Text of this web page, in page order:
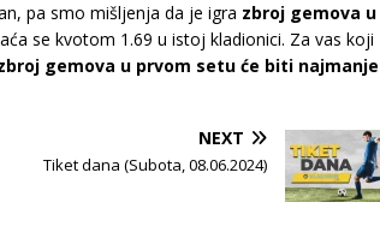
pa smo mišljenja da je igra zbroj gemova u
se kvotom 1.69 u istoj kladionici. Za vas koji
gemova u prvom setu će biti najmanje
NEXT
Tiket dana (Subota, 08.06.2024)